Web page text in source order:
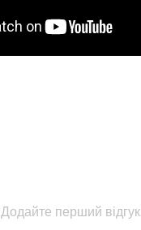
Додайте перший відгук